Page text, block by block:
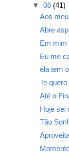
▼ 06 (41)
Aos
Abre
Em mim
Eu me
ela tem
Te quero
Até o
Hoje sei
Tão